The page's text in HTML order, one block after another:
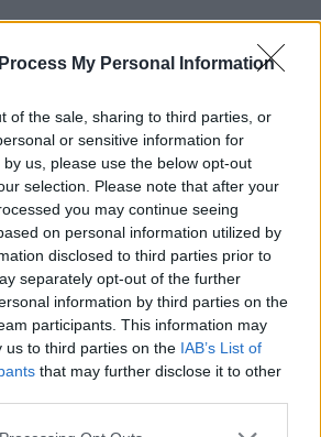
My Personal Information
of the sale, sharing to third parties, or
or sensitive information for
us, please use the below opt-out
selection. Please note that after your
you may continue seeing
on personal information utilized by
disclosed to third parties prior to
separately opt-out of the further
information by third parties on the
participants. This information may
us to third parties on the IAB’s List of
that may further disclose it to other
Pink.gr στοGoogle Newsκαι
πιο hot νέα.
Pink.gr και στοInstagram
ΔΙΑΦΗΜΙΣΗ